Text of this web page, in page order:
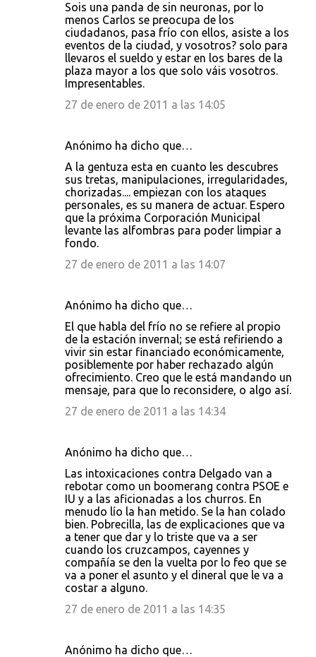
Sois una panda de sin neuronas, por lo
menos Carlos se preocupa de los
ciudadanos, pasa frío con ellos, asiste a los
eventos de la ciudad, y vosotros? solo para
llevaros el sueldo y estar en los bares de la
plaza mayor a los que solo váis vosotros.
Impresentables.
27 de enero de 2011 a las 14:05
Anónimo ha dicho que…
A la gentuza esta en cuanto les descubres
sus tretas, manipulaciones, irregularidades,
chorizadas.... empiezan con los ataques
personales, es su manera de actuar. Espero
que la próxima Corporación Municipal
levante las alfombras para poder limpiar a
fondo.
27 de enero de 2011 a las 14:07
Anónimo ha dicho que…
El que habla del frío no se refiere al propio
de la estación invernal; se está refiriendo a
vivir sin estar financiado económicamente,
posiblemente por haber rechazado algún
ofrecimiento. Creo que le está mandando un
mensaje, para que lo reconsidere, o algo así.
27 de enero de 2011 a las 14:34
Anónimo ha dicho que…
Las intoxicaciones contra Delgado van a
rebotar como un boomerang contra PSOE e
IU y a las aficionadas a los churros. En
menudo lío la han metido. Se la han colado
bien. Pobrecilla, las de explicaciones que va
a tener que dar y lo triste que va a ser
cuando los cruzcampos, cayennes y
compañía se den la vuelta por lo feo que se
va a poner el asunto y el dineral que le va a
costar a alguno.
27 de enero de 2011 a las 14:35
Anónimo ha dicho que…